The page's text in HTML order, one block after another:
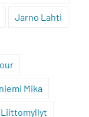
Jarno Lahti
Mika
Liittomyllyt